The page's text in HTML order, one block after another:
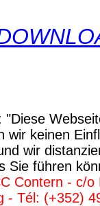
"Diese
wir keinen
wir
Sie führen
Contern - c/
- Tél: (+352)